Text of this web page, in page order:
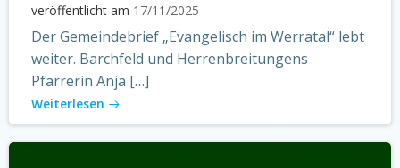
veröffentlicht am 17/11/2025
Der Gemeindebrief „Evangelisch im Werratal“ lebt
weiter. Barchfeld und Herrenbreitungens
Pfarrerin Anja […]
Weiterlesen